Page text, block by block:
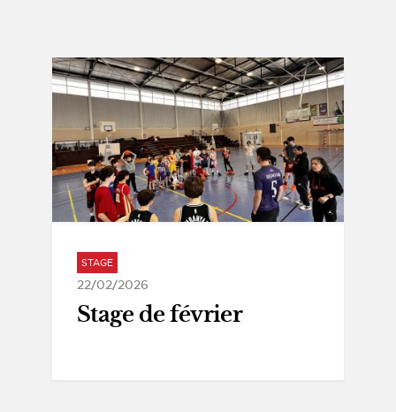
STAGE
22/02/2026
Stage de février